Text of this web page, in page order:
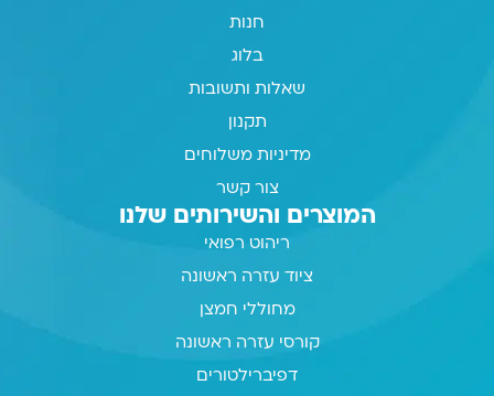
חנות
בלוג
שאלות ותשובות
תקנון
מדיניות משלוחים
צור קשר
המוצרים והשירותים שלנו
ריהוט רפואי
ציוד עזרה ראשונה
מחוללי חמצן
קורסי עזרה ראשונה
דפיברילטורים